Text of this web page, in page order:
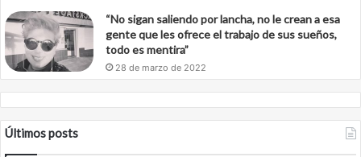
“No sigan saliendo por lancha, no le crean a esa
gente que les ofrece el trabajo de sus sueños,
todo es mentira”
28 de marzo de 2022
Últimos posts